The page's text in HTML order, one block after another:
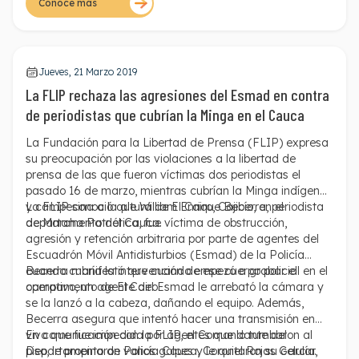
Conoce más
Jueves, 21 Marzo 2019
La FLIP rechaza las agresiones del Esmad en contra
de periodistas que cubrían la Minga en el Cauca
La Fundación para la Libertad de Prensa (FLIP) expresa
su preocupación por las violaciones a la libertad de
prensa de las que fueron víctimas dos periodistas el
pasado 16 de marzo, mientras cubrían la Minga indígena
y campesina a la altura de El Cairo, Cajibío, en el
departamento del Cauca.
La FLIP conoció que William Enrique Becerra, periodista
de Marcha Patriótica, fue víctima de obstrucción,
agresión y retención arbitraria por parte de agentes del
Escuadrón Móvil Antidisturbios (Esmad) de la Policía
cuando cubría la intervención de ese cuerpo policial en el
campamento de El Cairo.
Becerra manifestó que cuando empezó a grabar el
operativo, un agente del Esmad le arrebató la cámara y
se la lanzó a la cabeza, dañando el equipo. Además,
Becerra asegura que intentó hacer una transmisión en
vivo que fue impedida por agentes que lo tumbaron al
piso, le propinaron varios golpes y le quitaron su celular.
En comunicación con la FLIP, el Comandante del
Departamento de Policía Cauca, Coronel Rojas García,